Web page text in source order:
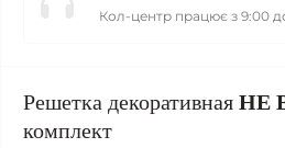
Кол-центр працює з 9:00
Решетка декоративная НЕ
комплект